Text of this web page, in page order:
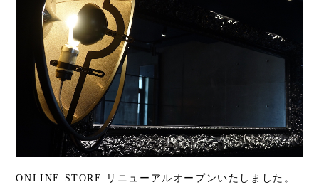
ONLINE STORE リニューアルオープンいたしました。